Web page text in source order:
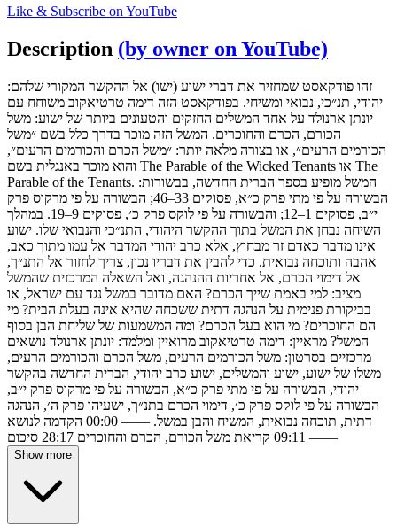
Like & Subscribe on YouTube
Description (by owner on YouTube)
זהו פודקאסט שמחזיר את דברי ישוע (ישו) אל ההקשר המקורי שלהם:
יהודי, תנ״כי, נבואי ומשיחי. בפודקאסט הזה דימה טרטיאקוב משוחח עם
יונתן ארנולד על אחד המשלים החזקים והטעונים ביותר של ישוע: משל
הכורם, הכרם והחוכרים. המשל הזה מוכר בדרך כלל בשם ״משל
הכורמים הרעים״, או בצורה מלאה יותר: ״משל הכרם והכורמים הרעים״,
והוא מוכר באנגלית בשם The Parable of the Wicked Tenants או The
Parable of the Tenants. המשל מופיע בספר הברית החדשה, בבשורות:
הבשורה על פי מתי פרק כ״א, פסוקים 33–46; הבשורה על פי מרקוס פרק
י״ב, פסוקים 1–12; והבשורה על פי לוקס פרק כ׳, פסוקים 9–19. במהלך
השיחה נבחן את המשל בתוך ההקשר היהודי, התנ״כי והנבואי שלו. ישוע
אינו מדבר כאדם זר מבחוץ, אלא כרב יהודי המדבר אל עמו מתוך כאב,
אהבה ותוכחה נבואית. כדי להבין את דבריו נכון, צריך לחזור אל התנ״ך,
אל דימוי הכרם, אל אחריות ההנהגה, ואל השאלה המרכזית שהמשל
מציב: למי באמת שייך הכרם? האם מדובר במשל נגד עם ישראל, או
בביקורת פנימית על הנהגה דתית ששכחה שהיא אינה בעלת הבית? מי
הם החוכרים? מי הוא בעל הכרם? ומה המשמעות של שליחת הבן בסוף
המשל? מראיין: דימה טרטיאקוב מרואיין ומלמד: יונתן ארנולד נושאים
מרכזיים בסרטון: משל הכורמים הרעים, משל הכרם והכורמים הרעים,
משלו של ישוע, ישוע והמשלים, ישוע כרב יהודי, הברית החדשה בהקשר
יהודי, הבשורה על פי מתי פרק כ״א, הבשורה על פי מרקוס פרק י״ב,
הבשורה על פי לוקס פרק כ׳, דימוי הכרם בתנ״ך, ישעיהו פרק ה׳, הנהגה
דתית, תוכחה נבואית, המשיח והבן במשל. —— 00:00 הקדמה לנושא
09:11 קריאת משל הכורם, הכרם והחוכרים 28:17 סיכום ——
Show more